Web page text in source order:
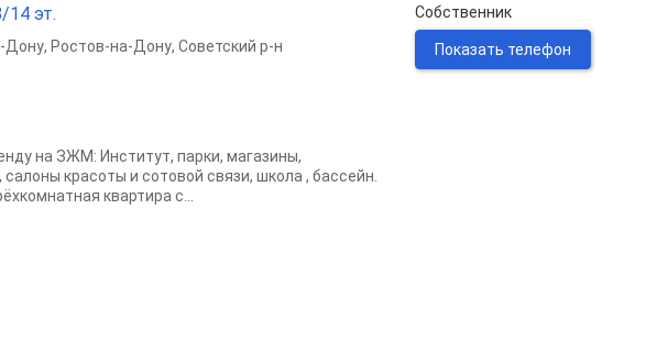
14 эт.
Дону, Ростов-на-Дону, Советский р-н
на ЗЖМ: Институт, парки, магазины,
красоты и сотовой связи, школа , бассейн.
квартира с...
Собственник
Показать телефон